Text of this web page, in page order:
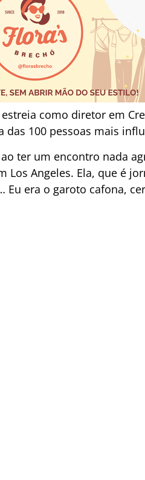
como diretor em
das 100 pessoas mais
ter um encontro nada
Los Angeles. Ela, que é
era o garoto cafona,